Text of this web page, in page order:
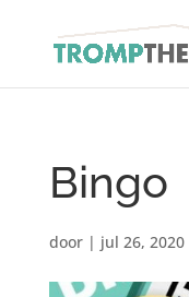
Bingo
door | jul 26, 2020